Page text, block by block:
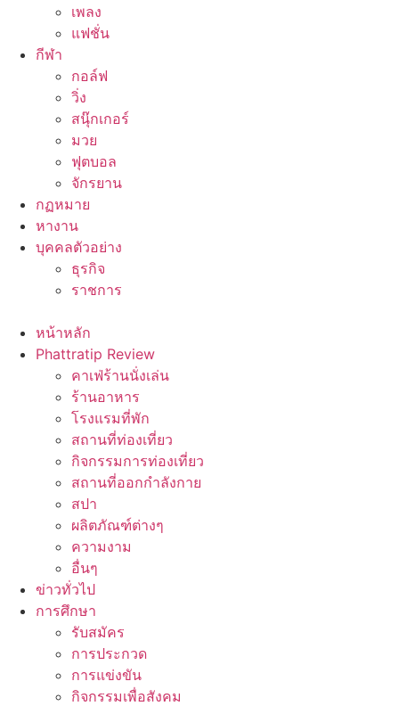
เพลง
แฟชั่น
กีฬา
กอล์ฟ
วิ่ง
สนุ๊กเกอร์
มวย
ฟุตบอล
จักรยาน
กฏหมาย
หางาน
บุคคลตัวอย่าง
ธุรกิจ
ราชการ
หน้าหลัก
Phattratip Review
คาเฟ่ร้านนั่งเล่น
ร้านอาหาร
โรงแรมที่พัก
สถานที่ท่องเที่ยว
กิจกรรมการท่องเที่ยว
สถานที่ออกกำลังกาย
สปา
ผลิตภัณฑ์ต่างๆ
ความงาม
อื่นๆ
ข่าวทั่วไป
การศึกษา
รับสมัคร
การประกวด
การแข่งขัน
กิจกรรมเพื่อสังคม